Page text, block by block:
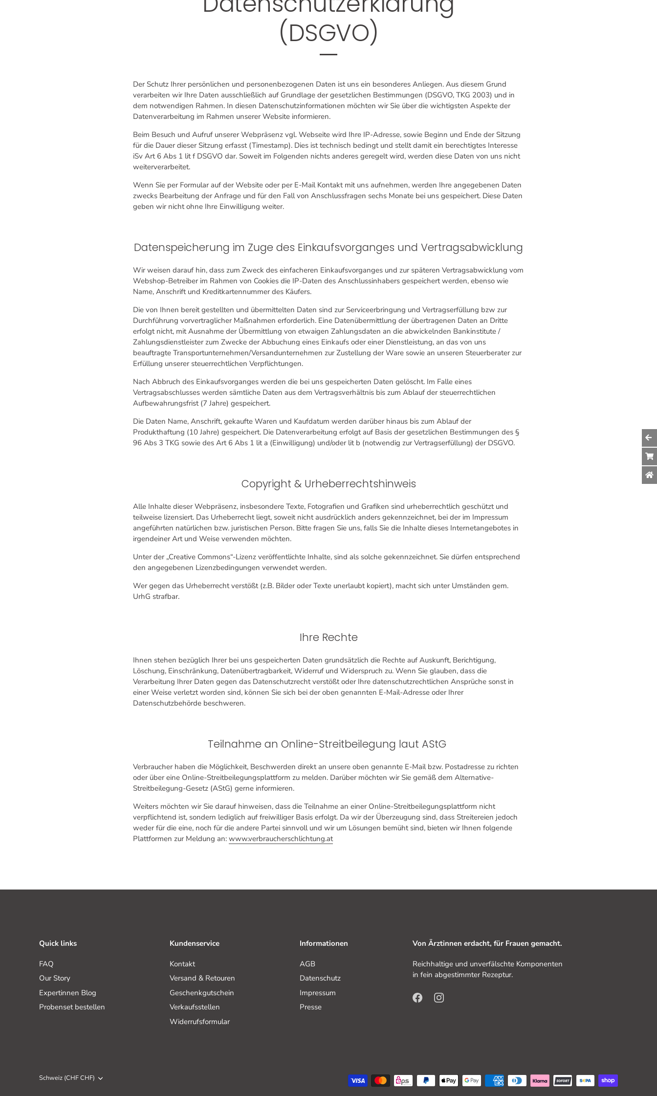
(DSGVO)
Der Schutz Ihrer persönlichen und personenbezogenen Daten ist uns ein besonderes Anliegen. Aus diesem Grund
verarbeiten wir Ihre Daten ausschließlich auf Grundlage der gesetzlichen Bestimmungen (DSGVO, TKG 2003) und in
dem notwendigen Rahmen. In diesen Datenschutzinformationen möchten wir Sie über die wichtigsten Aspekte der
Datenverarbeitung im Rahmen unserer Website informieren.
Beim Besuch und Aufruf unserer Webpräsenz vgl. Webseite wird Ihre IP-Adresse, sowie Beginn und Ende der Sitzung
für die Dauer dieser Sitzung erfasst (Timestamp). Dies ist technisch bedingt und stellt damit ein berechtigtes Interesse
iSv Art 6 Abs 1 lit f DSGVO dar. Soweit im Folgenden nichts anderes geregelt wird, werden diese Daten von uns nicht
weiterverarbeitet.
Wenn Sie per Formular auf der Website oder per E-Mail Kontakt mit uns aufnehmen, werden Ihre angegebenen Daten
zwecks Bearbeitung der Anfrage und für den Fall von Anschlussfragen sechs Monate bei uns gespeichert. Diese Daten
geben wir nicht ohne Ihre Einwilligung weiter.
Datenspeicherung im Zuge des Einkaufsvorganges und Vertragsabwicklung
Wir weisen darauf hin, dass zum Zweck des einfacheren Einkaufsvorganges und zur späteren Vertragsabwicklung vom
Webshop-Betreiber im Rahmen von Cookies die IP-Daten des Anschlussinhabers gespeichert werden, ebenso wie
Name, Anschrift und Kreditkartennummer des Käufers.
Die von Ihnen bereit gestellten und übermittelten Daten sind zur Serviceerbringung und Vertragserfüllung bzw zur
Durchführung vorvertraglicher Maßnahmen erforderlich. Eine Datenübermittlung der übertragenen Daten an Dritte
erfolgt nicht, mit Ausnahme der Übermittlung von etwaigen Zahlungsdaten an die abwickelnden Bankinstitute /
Zahlungsdienstleister zum Zwecke der Abbuchung eines Einkaufs oder einer Dienstleistung, an das von uns
beauftragte Transportunternehmen/Versandunternehmen zur Zustellung der Ware sowie an unseren Steuerberater zur
Erfüllung unserer steuerrechtlichen Verpflichtungen.
Nach Abbruch des Einkaufsvorganges werden die bei uns gespeicherten Daten gelöscht. Im Falle eines
Vertragsabschlusses werden sämtliche Daten aus dem Vertragsverhältnis bis zum Ablauf der steuerrechtlichen
Aufbewahrungsfrist (7 Jahre) gespeichert.
Die Daten Name, Anschrift, gekaufte Waren und Kaufdatum werden darüber hinaus bis zum Ablauf der
Produkthaftung (10 Jahre) gespeichert. Die Datenverarbeitung erfolgt auf Basis der gesetzlichen Bestimmungen des §
96 Abs 3 TKG sowie des Art 6 Abs 1 lit a (Einwilligung) und/oder lit b (notwendig zur Vertragserfüllung) der DSGVO.
Copyright & Urheberrechtshinweis
Alle Inhalte dieser Webpräsenz, insbesondere Texte, Fotografien und Grafiken sind urheberrechtlich geschützt und
teilweise lizensiert. Das Urheberrecht liegt, soweit nicht ausdrücklich anders gekennzeichnet, bei der im Impressum
angeführten natürlichen bzw. juristischen Person. Bitte fragen Sie uns, falls Sie die Inhalte dieses Internetangebotes in
irgendeiner Art und Weise verwenden möchten.
Unter der „Creative Commons“-Lizenz veröffentlichte Inhalte, sind als solche gekennzeichnet. Sie dürfen entsprechend
den angegebenen Lizenzbedingungen verwendet werden.
Wer gegen das Urheberrecht verstößt (z.B. Bilder oder Texte unerlaubt kopiert), macht sich unter Umständen gem.
UrhG strafbar.
Ihre Rechte
Ihnen stehen bezüglich Ihrer bei uns gespeicherten Daten grundsätzlich die Rechte auf Auskunft, Berichtigung,
Löschung, Einschränkung, Datenübertragbarkeit, Widerruf und Widerspruch zu. Wenn Sie glauben, dass die
Verarbeitung Ihrer Daten gegen das Datenschutzrecht verstößt oder Ihre datenschutzrechtlichen Ansprüche sonst in
einer Weise verletzt worden sind, können Sie sich bei der oben genannten E-Mail-Adresse oder Ihrer
Datenschutzbehörde beschweren.
Teilnahme an Online-Streitbeilegung laut AStG
Verbraucher haben die Möglichkeit, Beschwerden direkt an unsere oben genannte E-Mail bzw. Postadresse zu richten
oder über eine Online-Streitbeilegungsplattform zu melden. Darüber möchten wir Sie gemäß dem Alternative-
Streitbeilegung-Gesetz (AStG) gerne informieren.
Weiters möchten wir Sie darauf hinweisen, dass die Teilnahme an einer Online-Streitbeilegungsplattform nicht
verpflichtend ist, sondern lediglich auf freiwilliger Basis erfolgt. Da wir der Überzeugung sind, dass Streitereien jedoch
weder für die eine, noch für die andere Partei sinnvoll und wir um Lösungen bemüht sind, bieten wir Ihnen folgende
Plattformen zur Meldung an: www.verbraucherschlichtung.at
Quick links
FAQ
Our Story
Expertinnen Blog
Probenset bestellen
Kundenservice
Kontakt
Versand & Retouren
Geschenkgutschein
Verkaufsstellen
Widerrufsformular
Informationen
AGB
Datenschutz
Impressum
Presse
Von Ärztinnen erdacht, für Frauen gemacht.
Reichhaltige und unverfälschte Komponenten
in fein abgestimmter Rezeptur.
Währung
Schweiz (CHF CHF)